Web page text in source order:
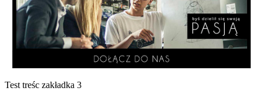
Test treśc zakładka 3